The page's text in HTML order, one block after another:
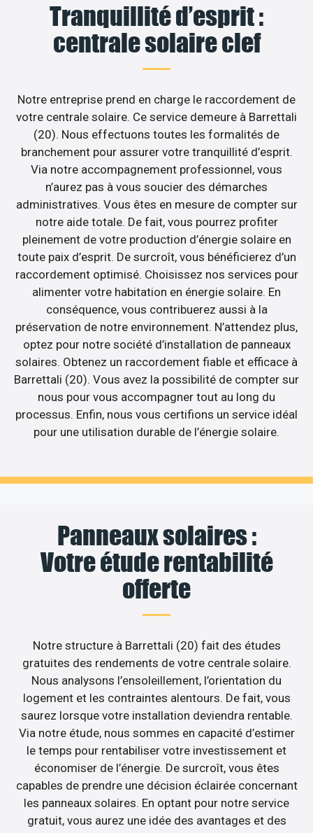
Tranquillité d’esprit :
centrale solaire clef
Notre entreprise prend en charge le raccordement de
votre centrale solaire. Ce service demeure à Barrettali
(20). Nous effectuons toutes les formalités de
branchement pour assurer votre tranquillité d’esprit.
Via notre accompagnement professionnel, vous
n’aurez pas à vous soucier des démarches
administratives. Vous êtes en mesure de compter sur
notre aide totale. De fait, vous pourrez profiter
pleinement de votre production d’énergie solaire en
toute paix d’esprit. De surcroît, vous bénéficierez d’un
raccordement optimisé. Choisissez nos services pour
alimenter votre habitation en énergie solaire. En
conséquence, vous contribuerez aussi à la
préservation de notre environnement. N’attendez plus,
optez pour notre société d’installation de panneaux
solaires. Obtenez un raccordement fiable et efficace à
Barrettali (20). Vous avez la possibilité de compter sur
nous pour vous accompagner tout au long du
processus. Enfin, nous vous certifions un service idéal
pour une utilisation durable de l’énergie solaire.
Panneaux solaires :
Votre étude rentabilité
offerte
Notre structure à Barrettali (20) fait des études
gratuites des rendements de votre centrale solaire.
Nous analysons l’ensoleillement, l’orientation du
logement et les contraintes alentours. De fait, vous
saurez lorsque votre installation deviendra rentable.
Via notre étude, nous sommes en capacité d’estimer
le temps pour rentabiliser votre investissement et
économiser de l’énergie. De surcroît, vous êtes
capables de prendre une décision éclairée concernant
les panneaux solaires. En optant pour notre service
gratuit, vous aurez une idée des avantages et des